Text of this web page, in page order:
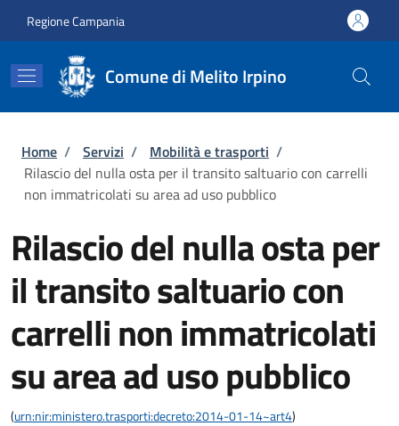
Regione Campania
Comune di Melito Irpino
Briciole di pane
Home / Servizi / Mobilità e trasporti /
Rilascio del nulla osta per il transito saltuario con carrelli
non immatricolati su area ad uso pubblico
Rilascio del nulla osta per
il transito saltuario con
carrelli non immatricolati
su area ad uso pubblico
(urn:nir:ministero.trasporti:decreto:2014-01-14~art4)